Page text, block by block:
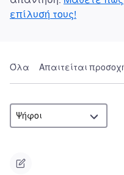
επίλυσή τους!
Όλα Απαιτείται